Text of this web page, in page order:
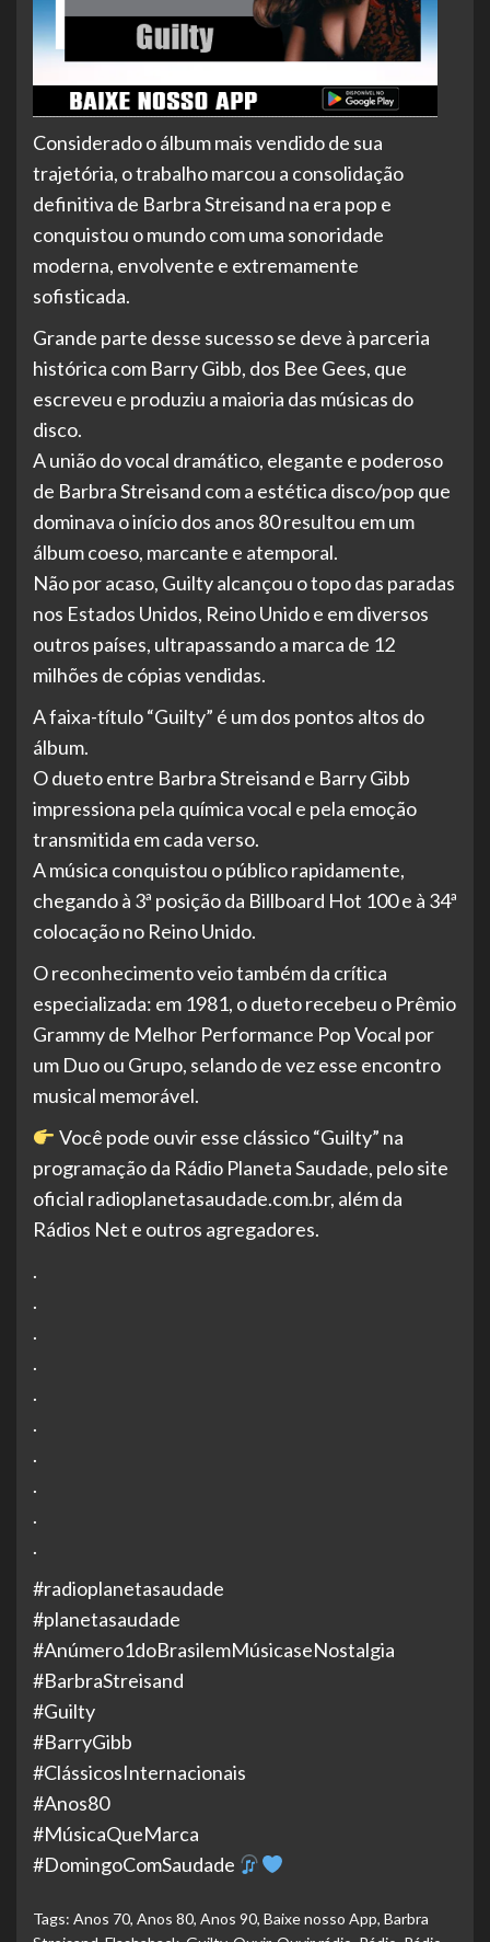
Considerado o álbum mais vendido de sua
trajetória, o trabalho marcou a consolidação
definitiva de Barbra Streisand na era pop e
conquistou o mundo com uma sonoridade
moderna, envolvente e extremamente
sofisticada.
Grande parte desse sucesso se deve à parceria
histórica com Barry Gibb, dos Bee Gees, que
escreveu e produziu a maioria das músicas do
disco.
A união do vocal dramático, elegante e poderoso
de Barbra Streisand com a estética disco/pop que
dominava o início dos anos 80 resultou em um
álbum coeso, marcante e atemporal.
Não por acaso, Guilty alcançou o topo das paradas
nos Estados Unidos, Reino Unido e em diversos
outros países, ultrapassando a marca de 12
milhões de cópias vendidas.
A faixa-título “Guilty” é um dos pontos altos do
álbum.
O dueto entre Barbra Streisand e Barry Gibb
impressiona pela química vocal e pela emoção
transmitida em cada verso.
A música conquistou o público rapidamente,
chegando à 3ª posição da Billboard Hot 100 e à 34ª
colocação no Reino Unido.
O reconhecimento veio também da crítica
especializada: em 1981, o dueto recebeu o Prêmio
Grammy de Melhor Performance Pop Vocal por
um Duo ou Grupo, selando de vez esse encontro
musical memorável.
Você pode ouvir esse clássico “Guilty” na
programação da Rádio Planeta Saudade, pelo site
oficial radioplanetasaudade.com.br, além da
Rádios Net e outros agregadores.
.
.
.
.
.
.
.
.
.
.
#radioplanetasaudade
#planetasaudade
#Anúmero1doBrasilemMúsicaseNostalgia
#BarbraStreisand
#Guilty
#BarryGibb
#ClássicosInternacionais
#Anos80
#MúsicaQueMarca
#DomingoComSaudade
Tags: Anos 70, Anos 80, Anos 90, Baixe nosso App, Barbra